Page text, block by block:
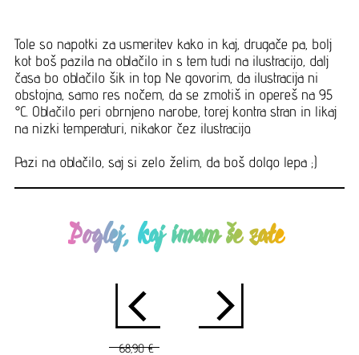
Tole so napotki za usmeritev kako in kaj, drugače pa, bolj
kot boš pazila na oblačilo in s tem tudi na ilustracijo, dalj
časa bo oblačilo šik in top. Ne govorim, da ilustracija ni
obstojna, samo res nočem, da se zmotiš in opereš na 95
°C. Oblačilo peri obrnjeno narobe, torej kontra stran in likaj
na nizki temperaturi, nikakor čez ilustracijo.
Pazi na oblačilo, saj si zelo želim, da boš dolgo lepa ;)
Poglej, kaj imam še zate
68,90 €